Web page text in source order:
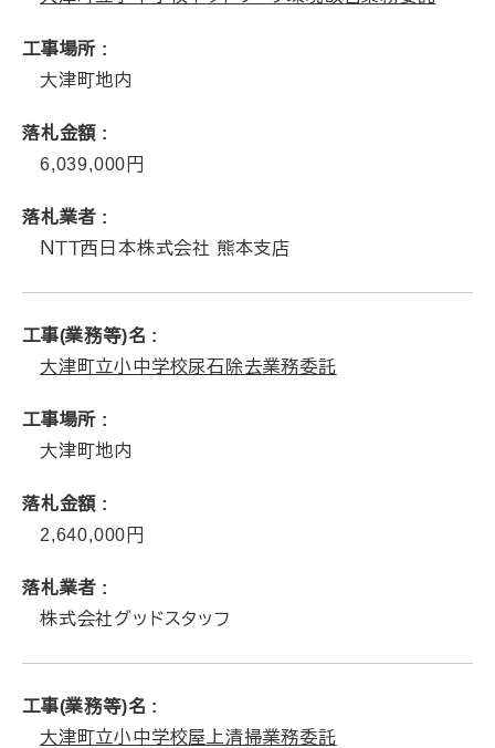
工事場所
大津町地内
落札金額
6,039,000
落札業者
ＮＴＴ西日本株式会社 熊本支店
工事(業務等)名
大津町立小中学校尿石除去業務委託
工事場所
大津町地内
落札金額
2,640,000
落札業者
株式会社グッドスタッフ
工事(業務等)名
大津町立小中学校屋上清掃業務委託